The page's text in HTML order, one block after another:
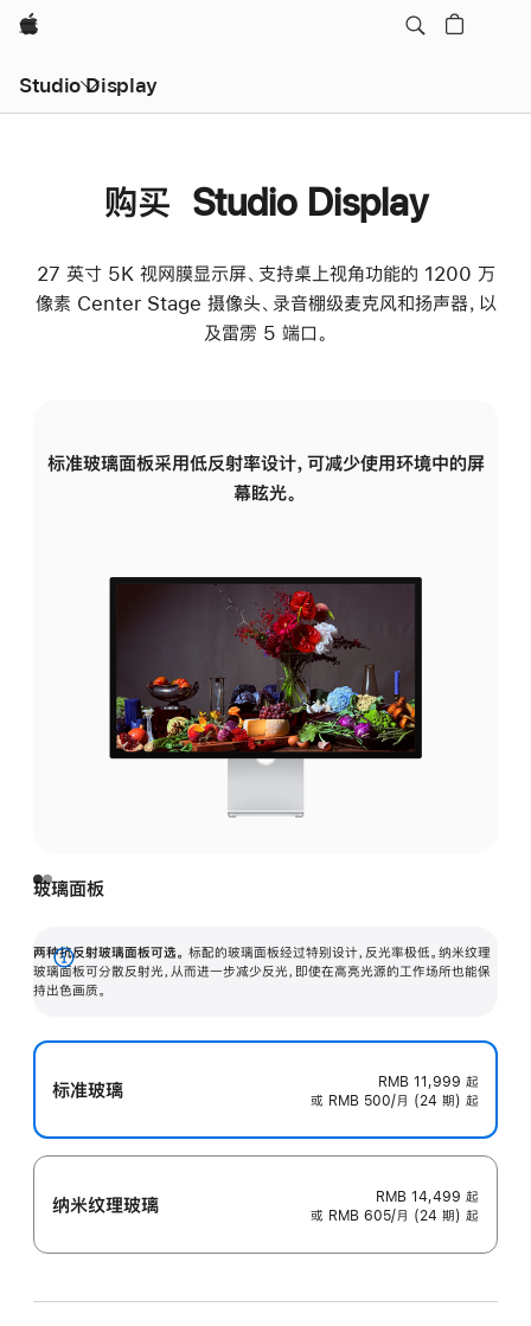
Apple
Studio Display
购买 Studio Display
27 英寸 5K 视网膜显示屏、支持桌上视角功能的 1200 万
像素 Center Stage 摄像头、录音棚级麦克风和扬声器，以
及雷雳 5 端口。
标准玻璃面板采用低反射率设计，可减少使用环境中的屏
幕眩光。
玻璃面板
两种抗反射玻璃面板可选。 标配的玻璃面板经过特别设计，反光率极低。纳米纹理
玻璃面板可分散反射光，从而进一步减少反光，即使在高亮光源的工作场所也能保
持出色画质。
展
开
标准玻璃 RMB 11,999 起
或 RMB 500/月 (24 期) 起
纳米纹理玻璃 RMB 14,499 起
或 RMB 605/月 (24 期) 起